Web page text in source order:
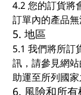
4.2 您的訂貨將
訂單內的產品無
5. 地區
5.1 我們將所訂
訊，請參見網
助運至所列國家
6. 風險和所有